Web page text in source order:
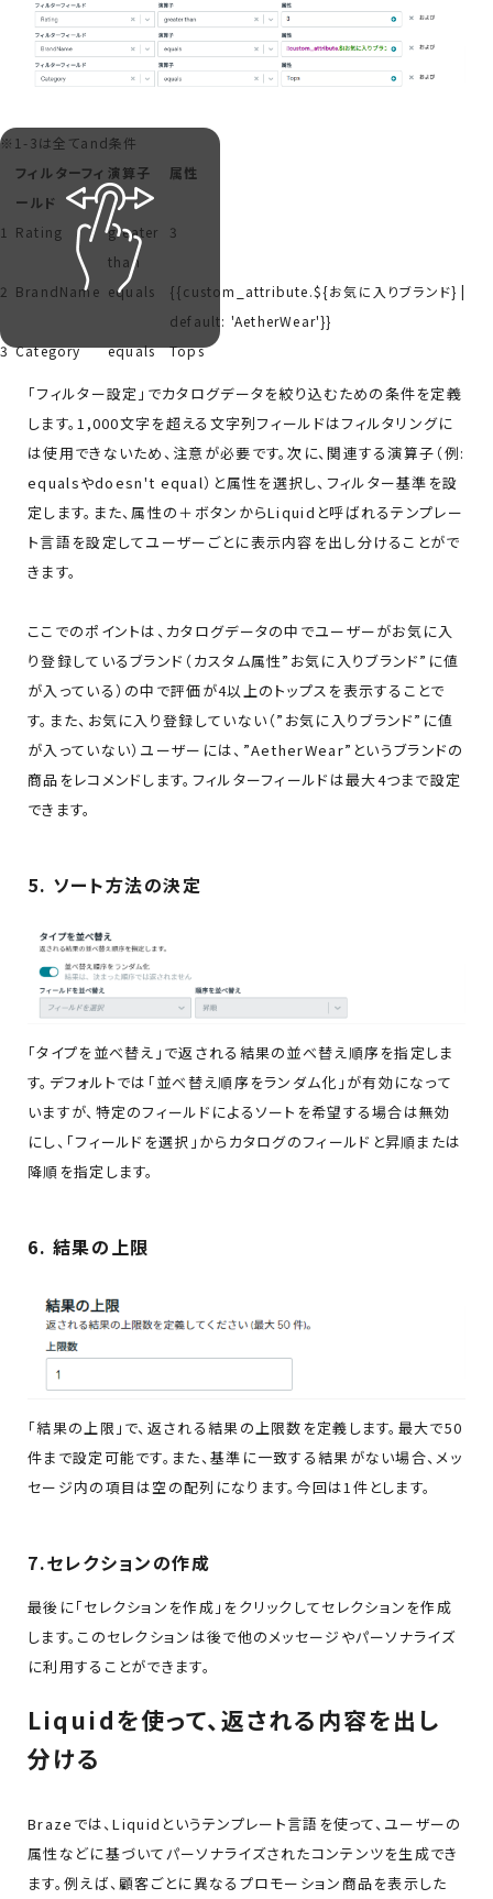
※1-3は全てand条件
フィルターフィ
ールド
演算子 属性
1 Rating
greater
than
3
2 BrandName equals
{{custom_attribute.${お気に入りブランド} |
default: 'AetherWear'}}
3 Category equals Tops
「フィルター設定」でカタログデータを絞り込むための条件を定義
します。1,000文字を超える文字列フィールドはフィルタリングに
は使用できないため、注意が必要です。次に、関連する演算子（例:
equalsやdoesn't equal）と属性を選択し、フィルター基準を設
定します。また、属性の＋ボタンからLiquidと呼ばれるテンプレー
ト言語を設定してユーザーごとに表示内容を出し分けることがで
きます。
ここでのポイントは、カタログデータの中でユーザーがお気に入
り登録しているブランド（カスタム属性”お気に入りブランド”に値
が入っている）の中で評価が4以上のトップスを表示することで
す。また、お気に入り登録していない（”お気に入りブランド”に値
が入っていない）ユーザーには、”AetherWear”というブランドの
商品をレコメンドします。フィルターフィールドは最大4つまで設定
できます。
5. ソート方法の決定
「タイプを並べ替え」で返される結果の並べ替え順序を指定しま
す。デフォルトでは「並べ替え順序をランダム化」が有効になって
いますが、特定のフィールドによるソートを希望する場合は無効
にし、「フィールドを選択」からカタログのフィールドと昇順または
降順を指定します。
6. 結果の上限
「結果の上限」で、返される結果の上限数を定義します。最大で50
件まで設定可能です。また、基準に一致する結果がない場合、メッ
セージ内の項目は空の配列になります。今回は1件とします。
7.セレクションの作成
最後に「セレクションを作成」をクリックしてセレクションを作成
します。このセレクションは後で他のメッセージやパーソナライズ
に利用することができます。
Liquidを使って、返される内容を出し
分ける
Brazeでは、Liquidというテンプレート言語を使って、ユーザーの
属性などに基づいてパーソナライズされたコンテンツを生成でき
ます。例えば、顧客ごとに異なるプロモーション商品を表示した